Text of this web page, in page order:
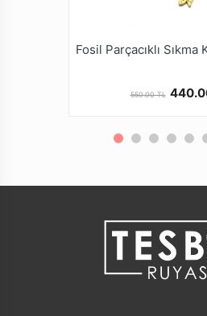
Sıkma Kehribar Tesbih
* Sıkma Kehribar Tesbihler
tesbihruyasi.com.tr
İLGİLİ ÜRÜNLER
550.00 TL